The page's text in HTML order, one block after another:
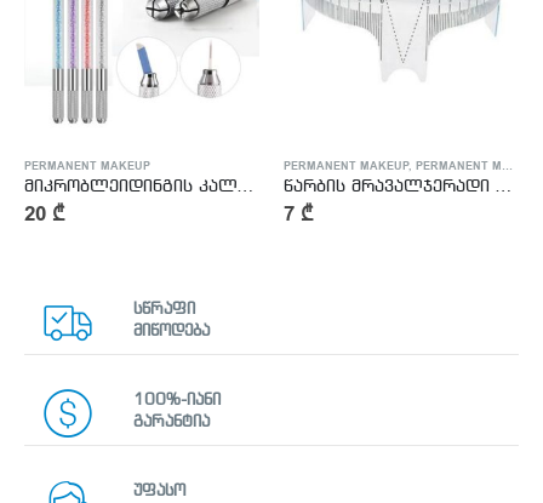
PERMANENT MAKEUP
20 ₾
PERMANENT MAKEUP, PERMANENT MAKEUP ACCESSORIES
7 ₾
სწრაფი
მიწოდება
100%-იანი
გარანტია
უფასო